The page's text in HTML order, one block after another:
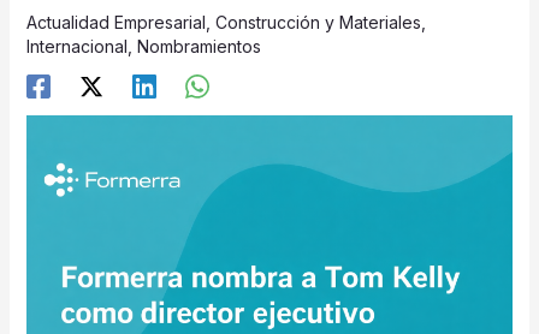
Actualidad Empresarial Construcción y Materiales
Internacional Nombramientos